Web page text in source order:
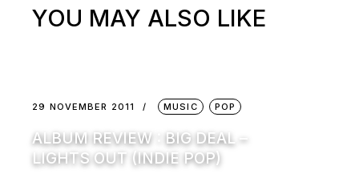
YOU MAY ALSO LIKE
29 NOVEMBER 2011 MUSIC POP
ALBUM REVIEW : BIG DEAL –
LIGHTS OUT (INDIE POP)